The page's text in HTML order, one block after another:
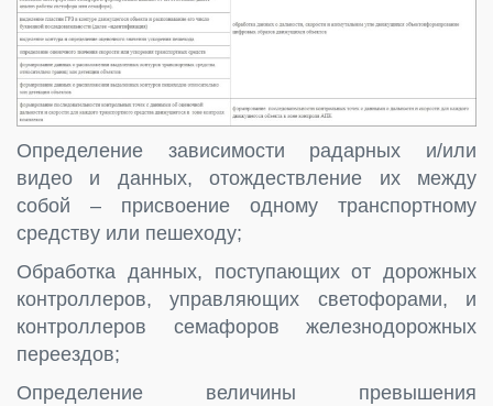
Определение зависимости радарных и/или
видео и данных, отождествление их между
собой – присвоение одному транспортному
средству или пешеходу;
Обработка данных, поступающих от дорожных
контроллеров, управляющих светофорами, и
контроллеров семафоров железнодорожных
переездов;
Определение величины превышения